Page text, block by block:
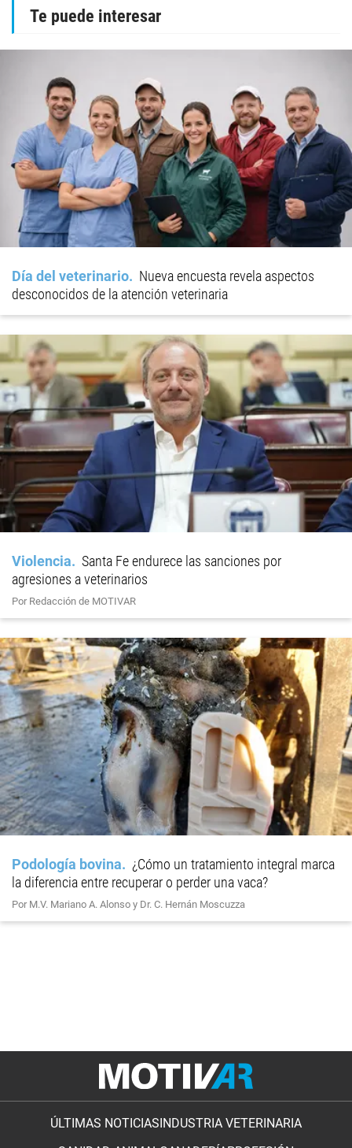
Te puede interesar
Día del veterinario
Nueva encuesta revela aspectos
desconocidos de la atención veterinaria
Violencia
Santa Fe endurece las sanciones por
agresiones a veterinarios
Por Redacción de MOTIVAR
Podología bovina
¿Cómo un tratamiento integral marca
la diferencia entre recuperar o perder una vaca?
Por M.V. Mariano A. Alonso y Dr. C. Hernán Moscuzza
ÚLTIMAS NOTICIAS INDUSTRIA VETERINARIA